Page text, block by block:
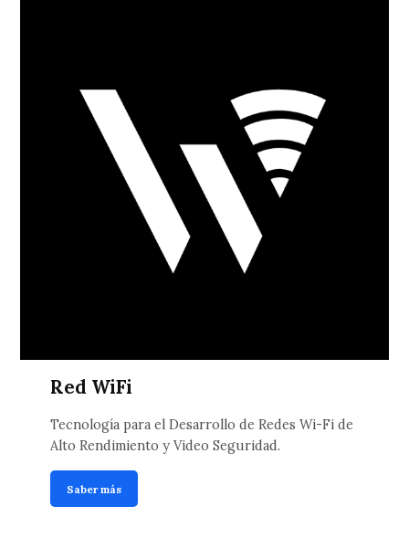
Red WiFi
Tecnología para el Desarrollo de Redes Wi-Fi de
Alto Rendimiento y Video Seguridad.
Saber más